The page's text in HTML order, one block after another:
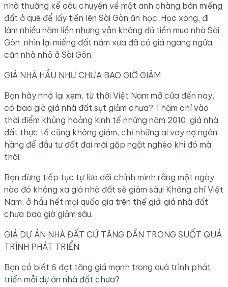
nhà thường kể câu chuyện về một anh chàng bán miếng
đất ở quê để lấy tiền lên Sài Gòn ăn học. Học xong, đi
làm nhiều năm liền nhưng vẫn không đủ tiền mua nhà Sài
Gòn, nhìn lại miếng đất năm xưa đã có giá ngang ngửa
căn nhà nhỏ ở Sài Gòn.
GIÁ NHÀ HẦU NHƯ CHƯA BAO GIỜ GIẢM
Bạn hãy nhớ lại xem, từ thời Việt Nam mở cửa đến nay,
có bao giờ giá nhà đất sụt giảm chưa? Thậm chí vào
thời điểm khủng hoảng kinh tế những năm 2010, giá nhà
đất thực tế cũng không giảm, chỉ những ai vay nợ ngân
hàng để đầu tư đất đai mới gặp ngặt nghèo khi đó mà
thôi.
Bạn đừng tiếp tục tự lừa dối chính mình rằng một ngày
nào đó không xa giá nhà đất sẽ giảm sâu! Không chỉ Việt
Nam, ở hầu hết mọi quốc gia trên thế giới giá nhà đất
chưa bao giờ giảm sâu.
GIÁ DỰ ÁN NHÀ ĐẤT CỨ TĂNG DẦN TRONG SUỐT QUÁ
TRÌNH PHÁT TRIỂN
Bạn có biết 6 đợt tăng giá mạnh trong quá trình phát
triển mỗi dự án nhà đất chưa?